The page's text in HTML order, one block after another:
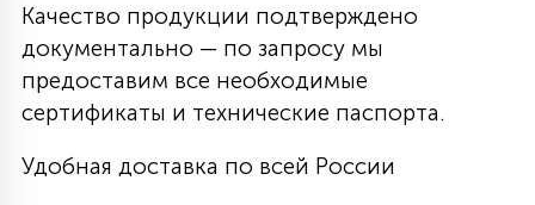
Качество продукции подтверждено
документально — по запросу мы
предоставим все необходимые
сертификаты и технические паспорта.
Удобная доставка по всей России